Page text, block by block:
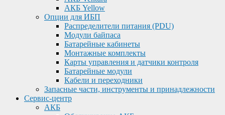
АКБ Yellow
Опции для ИБП
Распределители питания (PDU)
Модули байпаса
Батарейные кабинеты
Монтажные комплекты
Карты управления и датчики контроля
Батарейные модули
Кабели и переходники
Запасные части, инструменты и принадлежности
Сервис-центр
АКБ